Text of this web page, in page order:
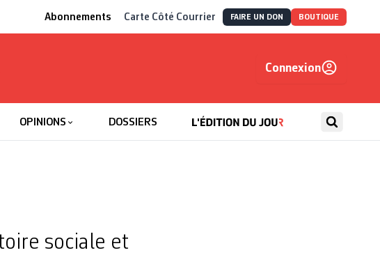
Abonnements Carte Côté Courrier FAIRE UN DON BOUTIQUE
Connexion
OPINIONS DOSSIERS
sociale et